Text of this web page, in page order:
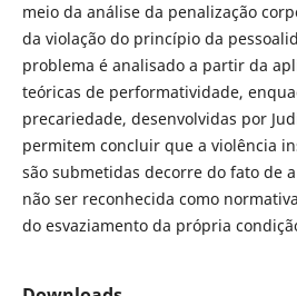
meio da análise da penalização
da violação do princípio da
problema é analisado a partir da
teóricas de performatividade,
precariedade, desenvolvidas por
permitem concluir que a violência
são submetidas decorre do fato de
não ser reconhecida como
do esvaziamento da própria